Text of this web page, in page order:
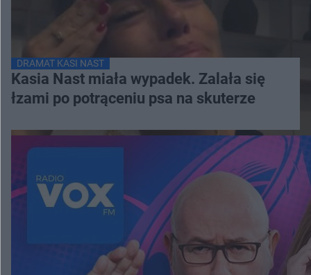
DRAMAT KASI NAST
Kasia Nast miała wypadek. Zalała się
łzami po potrąceniu psa na skuterze